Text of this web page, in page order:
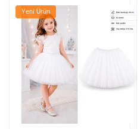
Yeni Ürün